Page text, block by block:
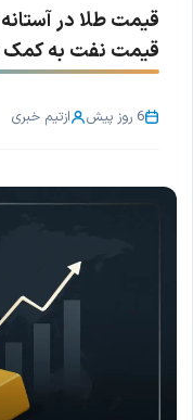
قیمت نفت به کمک XAU/USD آمد
6 روز پیش ازتیم خبری